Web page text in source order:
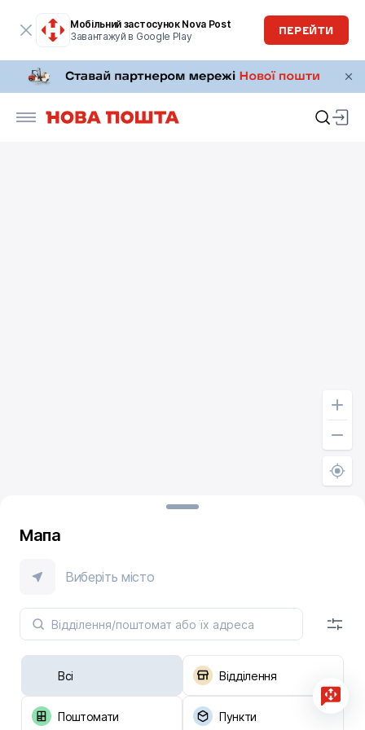
Мобільний застосунок Nova Post
Завантажуй в Google Play
ПЕРЕЙТИ
Мапа
Виберіть місто
Всі Відділення
Поштомати Пункти